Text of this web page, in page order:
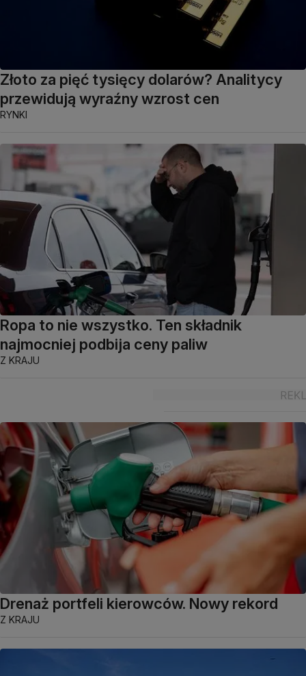
Złoto za pięć tysięcy dolarów? Analitycy
przewidują wyraźny wzrost cen
RYNKI
Ropa to nie wszystko. Ten składnik
najmocniej podbija ceny paliw
Z KRAJU
Drenaż portfeli kierowców. Nowy rekord
Z KRAJU